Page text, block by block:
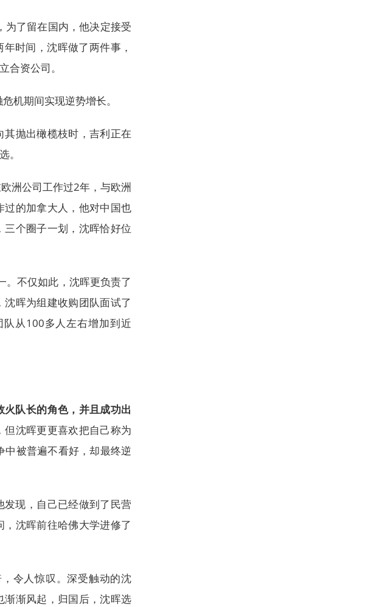
了留在国内，他决定接受
时间，沈晖做了两件事，
合资公司。
机期间实现逆势增长。
其抛出橄榄枝时，吉利正在
。
洲公司工作过2年，与欧洲
的加拿大人，他对中国也
个圈子一划，沈晖恰好位
。不仅如此，沈晖更负责了
晖为组建收购团队面试了
从100多人左右增加到近
队长的角色，并且成功出
但沈晖更更喜欢把自己称为
中被普遍不看好，却最终逆
现，自己已经做到了民营
沈晖前往哈佛大学进修了
令人惊叹。深受触动的沈
渐风起，归国后，沈晖选